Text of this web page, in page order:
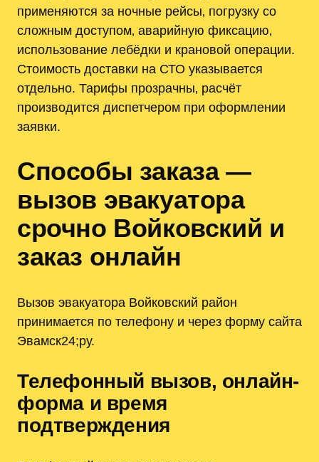
применяются за ночные рейсы‚ погрузку со
сложным доступом‚ аварийную фиксацию‚
использование лебёдки и крановой операции.
Стоимость доставки на СТО указывается
отдельно. Тарифы прозрачны‚ расчёт
производится диспетчером при оформлении
заявки.
Способы заказа —
вызов эвакуатора
срочно Войковский и
заказ онлайн
Вызов эвакуатора Войковский район
принимается по телефону и через форму сайта
Эвамск24;ру.
Телефонный вызов‚ онлайн-
форма и время
подтверждения